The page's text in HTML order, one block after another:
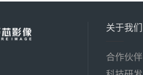
关于我们
合作伙伴